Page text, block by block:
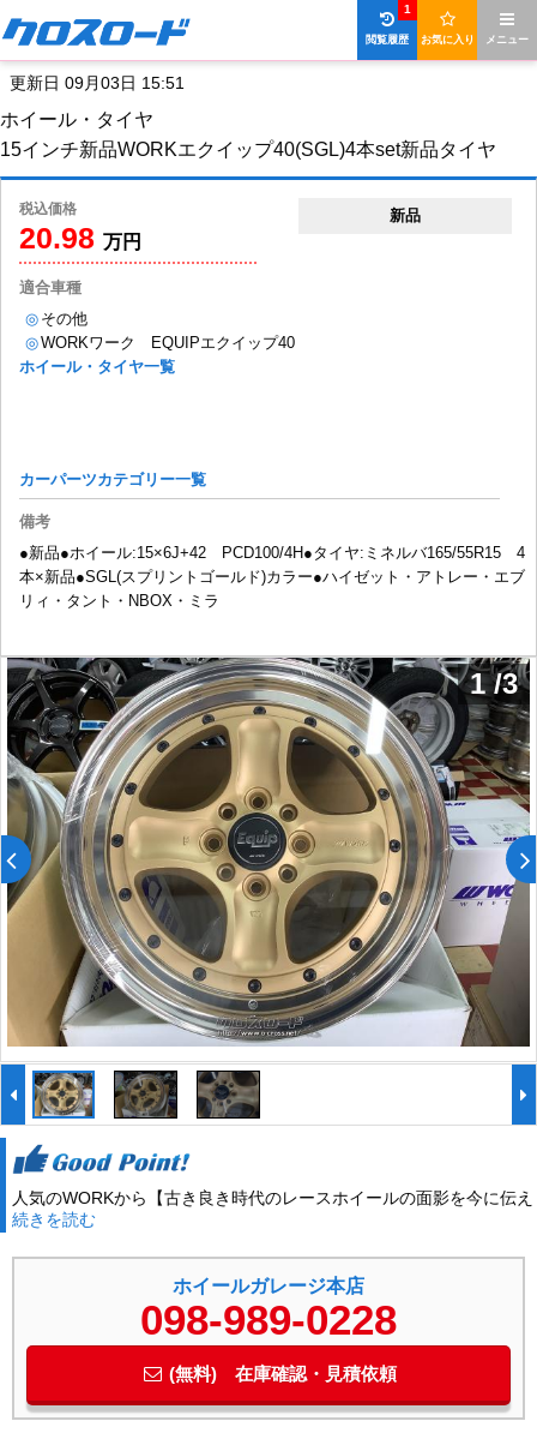
メニュー
お気に入り
閲覧履歴
1
更新日 09月03日 15:51
ホイール・タイヤ
15インチ新品WORKエクイップ40(SGL)4本set新品タイヤ
税込価格
20.98 万円
新品
適合車種
◎ その他
◎WORKワーク EQUIPエクイップ40
ホイール・タイヤ一覧
カーパーツカテゴリー一覧
備考
●新品●ホイール:15×6J+42 PCD100/4H●タイヤ:ミネルバ165/55R15 4
本×新品●SGL(スプリントゴールド)カラー●ハイゼット・アトレー・エブ
リィ・タント・NBOX・ミラ
1/3
人気のWORKから【古き良き時代のレースホイールの面影を今に伝え
る4スポークデザイン。】EQUIP 40 (スプリントゴールド) 15イ
続きを読む
ホイールガレージ本店
098-989-0228
(無料) 在庫確認・見積依頼